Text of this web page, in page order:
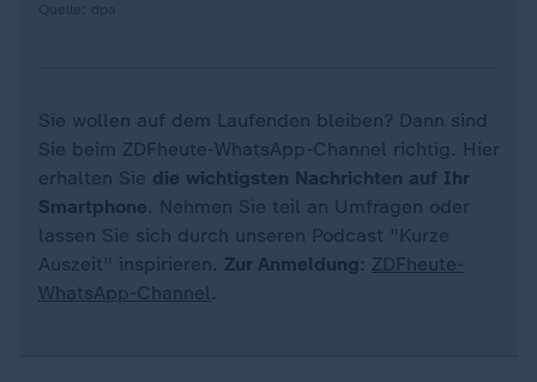
Sie wollen auf dem Laufenden bleiben? Dann sind
Sie beim ZDFheute-WhatsApp-Channel richtig. Hier
erhalten Sie die wichtigsten Nachrichten auf Ihr
Smartphone. Nehmen Sie teil an Umfragen oder
lassen Sie sich durch unseren Podcast "Kurze
Auszeit" inspirieren. Zur Anmeldung : ZDFheute-
WhatsApp-Channel.